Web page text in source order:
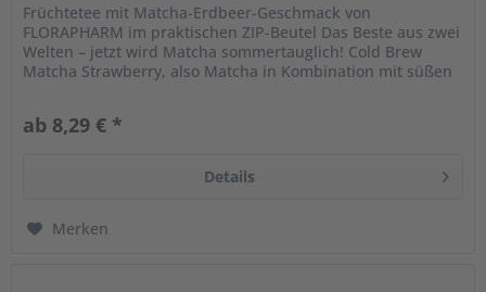
Früchtetee mit Matcha-Erdbeer-Geschmack von
FLORAPHARM im praktischen ZIP-Beutel Das Beste aus zwei
Welten – jetzt wird Matcha sommertauglich! Cold Brew
Matcha Strawberry, also Matcha in Kombination mit süßen
ab 8,29 € *
Details
Merken